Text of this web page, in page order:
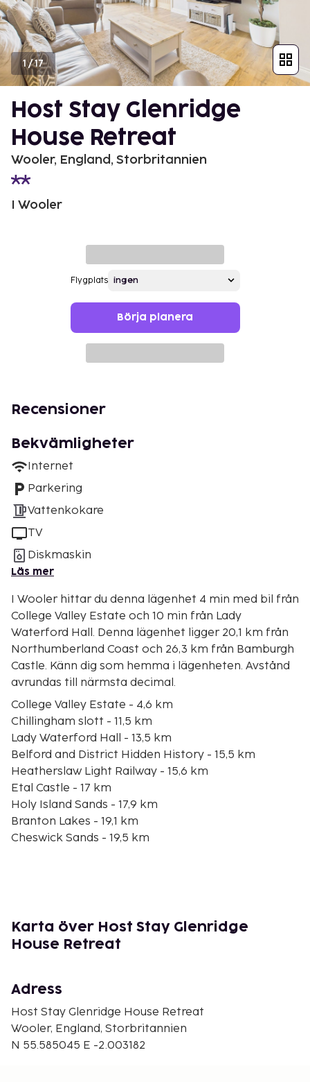
1/17
Host Stay Glenridge
House Retreat
Wooler, England, Storbritannien
I Wooler
Flygplats
Börja planera
Recensioner
Bekvämligheter
Internet
Parkering
Vattenkokare
TV
Diskmaskin
Läs mer
I Wooler hittar du denna lägenhet 4 min med bil från
College Valley Estate och 10 min från Lady
Waterford Hall. Denna lägenhet ligger 20,1 km från
Northumberland Coast och 26,3 km från Bamburgh
Castle. Känn dig som hemma i lägenheten. Avstånd
avrundas till närmsta decimal.
College Valley Estate - 4,6 km
Chillingham slott - 11,5 km
Lady Waterford Hall - 13,5 km
Belford and District Hidden History - 15,5 km
Heatherslaw Light Railway - 15,6 km
Etal Castle - 17 km
Holy Island Sands - 17,9 km
Branton Lakes - 19,1 km
Cheswick Sands - 19,5 km
The Swan Centre for Leisure - 20,6 km
Berwick Sports & Leisure Centre - 20,8 km
utsikten från deras trädgården och dra nytta av
deras gratis wi-fi.
En obligatorisk städavgift ingår i boendets hyra.
Karta över Host Stay Glenridge
House Retreat
Adress
Host Stay Glenridge House Retreat
Wooler, England, Storbritannien
N 55.585045 E -2.003182